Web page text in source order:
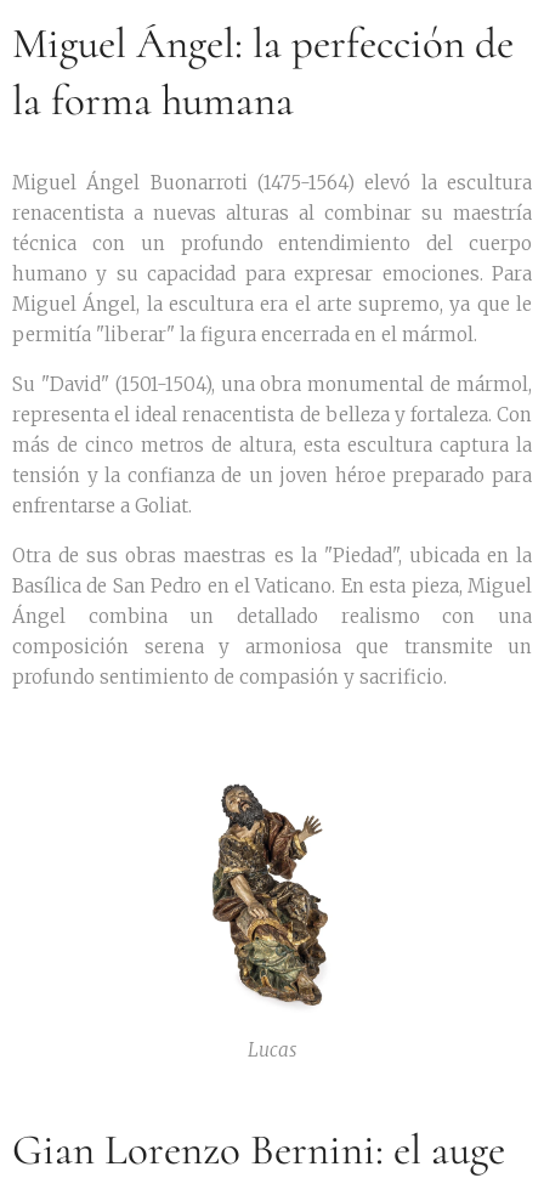
Miguel Ángel: la perfección de
la forma humana
Miguel Ángel Buonarroti (1475-1564) elevó la escultura
renacentista a nuevas alturas al combinar su maestría
técnica con un profundo entendimiento del cuerpo
humano y su capacidad para expresar emociones. Para
Miguel Ángel, la escultura era el arte supremo, ya que le
permitía "liberar" la figura encerrada en el mármol.
Su "David" (1501-1504), una obra monumental de mármol,
representa el ideal renacentista de belleza y fortaleza. Con
más de cinco metros de altura, esta escultura captura la
tensión y la confianza de un joven héroe preparado para
enfrentarse a Goliat.
Otra de sus obras maestras es la "Piedad", ubicada en la
Basílica de San Pedro en el Vaticano. En esta pieza, Miguel
Ángel combina un detallado realismo con una
composición serena y armoniosa que transmite un
profundo sentimiento de compasión y sacrificio.
Lucas
Gian Lorenzo Bernini: el auge